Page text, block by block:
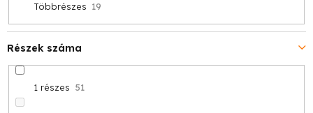
Többrészes 19
Részek száma
1 részes 51